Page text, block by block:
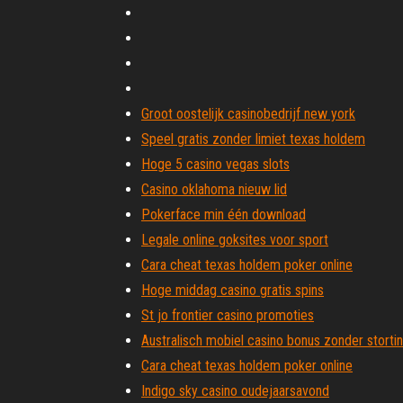
Groot oostelijk casinobedrijf new york
Speel gratis zonder limiet texas holdem
Hoge 5 casino vegas slots
Casino oklahoma nieuw lid
Pokerface min één download
Legale online goksites voor sport
Cara cheat texas holdem poker online
Hoge middag casino gratis spins
St jo frontier casino promoties
Australisch mobiel casino bonus zonder
Cara cheat texas holdem poker online
Indigo sky casino oudejaarsavond